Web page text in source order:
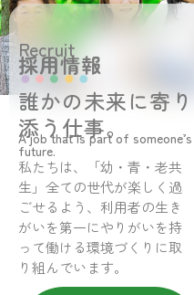
Recruit
採用情報
誰かの未来に寄り
添う仕事。
A job that is part of someone’s
future.
私たちは、「幼・青・老共
生」全ての世代が楽しく過
ごせるよう、利用者の生き
がいを第一にやりがいを持
って働ける環境づくりに取
り組んでいます。